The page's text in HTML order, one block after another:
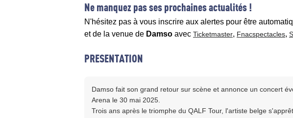
Ne manquez pas ses prochaines actualités !
N'hésitez pas à vous inscrire aux alertes pour être
et de la venue de Damso avec Ticketmaster, Fnacspectacles,
PRESENTATION
Damso fait son grand retour sur scène et annonce un concert
Arena le 30 mai 2025.
Trois ans après le triomphe du QALF Tour, l'artiste belge